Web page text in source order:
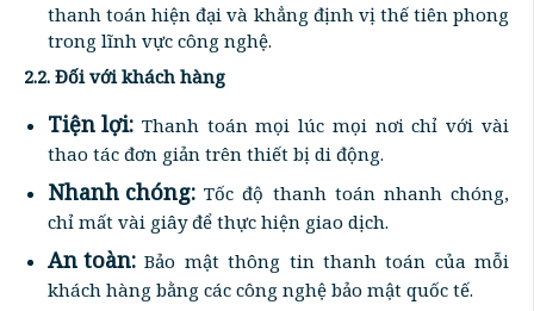
thanh toán hiện đại và khẳng định vị thế tiên phong
trong lĩnh vực công nghệ.
2.2. Đối với khách hàng
Tiện lợi: Thanh toán mọi lúc mọi nơi chỉ với vài
thao tác đơn giản trên thiết bị di động.
Nhanh chóng: Tốc độ thanh toán nhanh chóng,
chỉ mất vài giây để thực hiện giao dịch.
An toàn: Bảo mật thông tin thanh toán của mỗi
khách hàng bằng các công nghệ bảo mật quốc tế.